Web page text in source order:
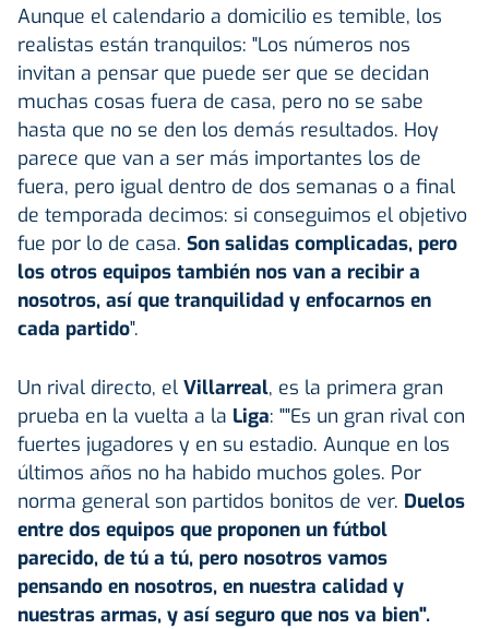
Aunque el calendario a domicilio es temible, los
realistas están tranquilos: "Los números nos
invitan a pensar que puede ser que se decidan
muchas cosas fuera de casa, pero no se sabe
hasta que no se den los demás resultados. Hoy
parece que van a ser más importantes los de
fuera, pero igual dentro de dos semanas o a final
de temporada decimos: si conseguimos el objetivo
fue por lo de casa. Son salidas complicadas, pero
los otros equipos también nos van a recibir a
nosotros, así que tranquilidad y enfocarnos en
cada partido".
Un rival directo, el Villarreal, es la primera gran
prueba en la vuelta a la Liga: ""Es un gran rival con
fuertes jugadores y en su estadio. Aunque en los
últimos años no ha habido muchos goles. Por
norma general son partidos bonitos de ver. Duelos
entre dos equipos que proponen un fútbol
parecido, de tú a tú, pero nosotros vamos
pensando en nosotros, en nuestra calidad y
nuestras armas, y así seguro que nos va bien".